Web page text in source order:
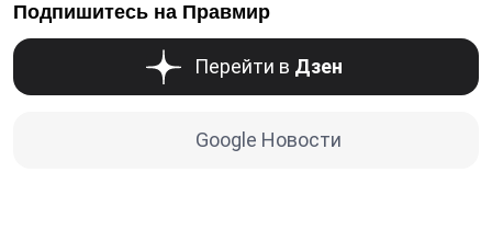
Подпишитесь на Правмир
Перейти в Дзен
Google Новости